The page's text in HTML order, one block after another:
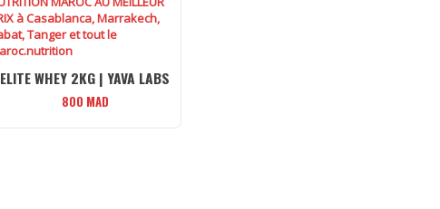
ELITE WHEY 2KG | YAVA LABS
800 MAD